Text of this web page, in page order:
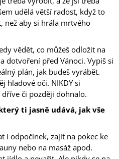
udělá větší radost, když to
než aby si hrála mrtvého
vědět, co můžeš odložit na
dotvoření před Vánoci. Vypiš si
plán, jak budeš vyrábět.
hladové oči. NIKDY si
či později dohnalo.
ti jasně udává, jak vše
i odpočinek, zajít na pokec ke
nebo na masáž apod.